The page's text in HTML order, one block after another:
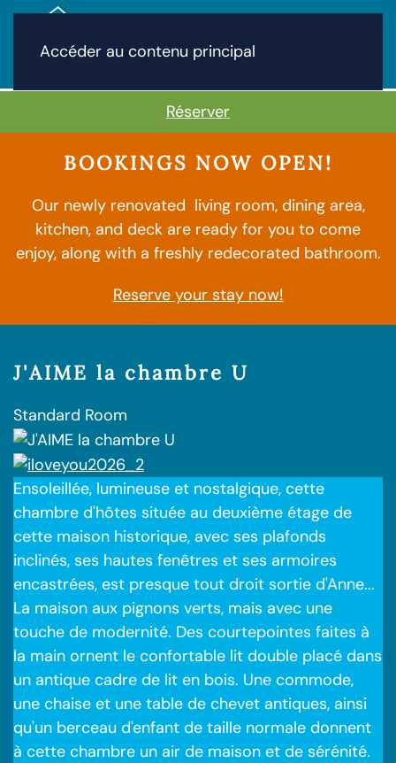
Accéder au contenu principal
Réserver
BOOKINGS NOW OPEN!
Our newly renovated living room, dining area,
kitchen, and deck are ready for you to come
enjoy, along with a freshly redecorated bathroom.
Reserve your stay now!
J'AIME la chambre U
Standard Room
Ensoleillée, lumineuse et nostalgique, cette
chambre d'hôtes située au deuxième étage de
cette maison historique, avec ses plafonds
inclinés, ses hautes fenêtres et ses armoires
encastrées, est presque tout droit sortie d'Anne...
La maison aux pignons verts, mais avec une
touche de modernité. Des courtepointes faites à
la main ornent le confortable lit double placé dans
un antique cadre de lit en bois. Une commode,
une chaise et une table de chevet antiques, ainsi
qu'un berceau d'enfant de taille normale donnent
à cette chambre un air de maison et de sérénité.